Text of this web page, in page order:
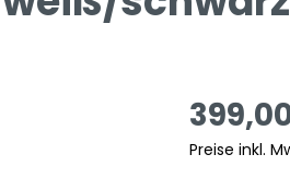
Preise inkl.